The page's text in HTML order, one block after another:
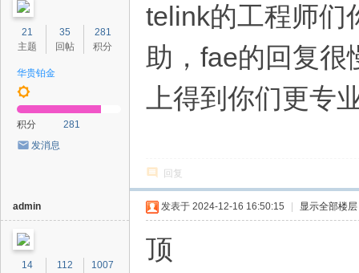
21
主题
35
回帖
281
积分
华贵铂金
积分
281
发消息
telink的工程师们
助，fae的回复很
上得到你们更专
回复
admin
14 112 1007
发表于 2024-12-16 16:50:15 显示全部楼层
顶